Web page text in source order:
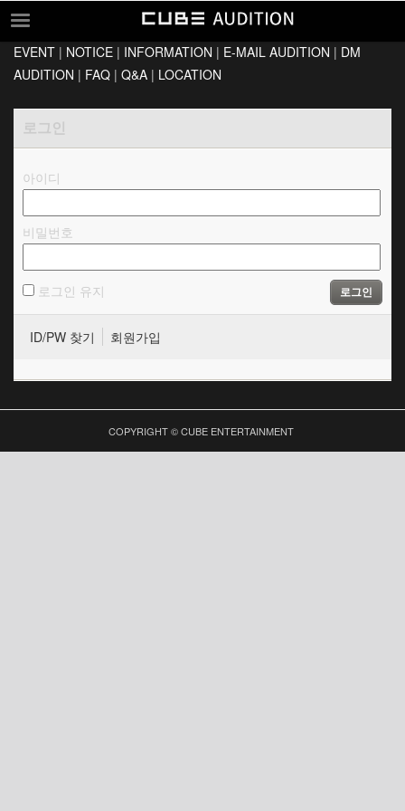
EVENT
INFORMATION
DM AUDITION
FAQ
LOCATION
EVENT | NOTICE | INFORMATION | E-MAIL AUDITION | DM
AUDITION | FAQ | Q&A | LOCATION
로그인
아이디
비밀번호
로그인 유지 로그인
ID/PW 찾기 회원가입
COPYRIGHT © CUBE ENTERTAINMENT